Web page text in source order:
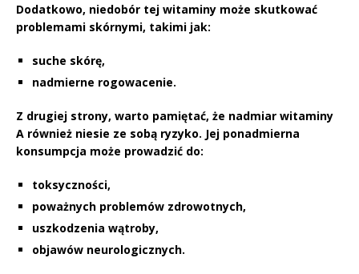
Dodatkowo, niedobór tej witaminy może skutkować
problemami skórnymi, takimi jak:
suche skórę,
nadmierne rogowacenie.
Z drugiej strony, warto pamiętać, że nadmiar witaminy
A również niesie ze sobą ryzyko. Jej ponadmierna
konsumpcja może prowadzić do:
toksyczności,
poważnych problemów zdrowotnych,
uszkodzenia wątroby,
objawów neurologicznych.